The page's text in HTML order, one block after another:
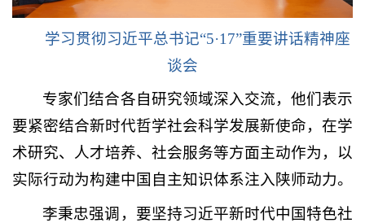
学习贯彻习近平总书记“5·17”重要讲话精神座
谈会
专家们结合各自研究领域深入交流，他们表示
要紧密结合新时代哲学社会科学发展新使命，在学
术研究、人才培养、社会服务等方面主动作为，以
实际行动为构建中国自主知识体系注入陕师动力。
李秉忠强调，要坚持习近平新时代中国特色社